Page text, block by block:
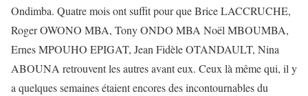
Ondimba. Quatre mois ont suffit pour que Brice LACCRUCHE,
Roger OWONO MBA, Tony ONDO MBA Noël MBOUMBA,
Ernes MPOUHO EPIGAT, Jean Fidèle OTANDAULT, Nina
ABOUNA retrouvent les autres avant eux. Ceux là même qui, il y
a quelques semaines étaient encores des incontournables du